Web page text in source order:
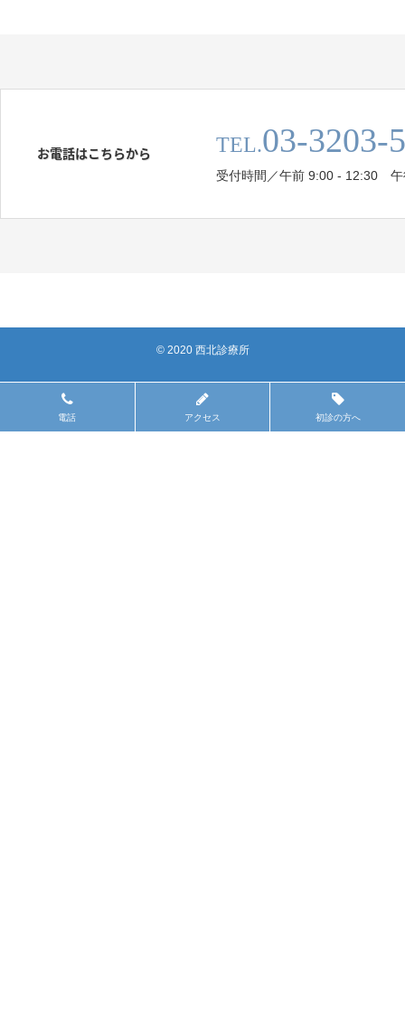
お電話はこちらから TEL.03-3203-
受付時間／午前 9:00 - 12:30
© 2020 西北診療所
電話 アクセス 初診の方へ